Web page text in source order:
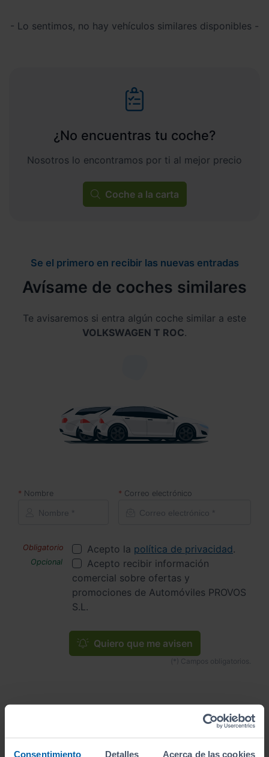
Consentimiento Detalles Acerca de las cookies
- Lo sentimos, no hay vehículos similares disponibles -
¿No encuentras tu coche?
Nosotros lo encontramos por ti al mejor precio
Coche a la carta
Se el primero en recibir las nuevas entradas
Avísame de coches similares
Te avisaremos si entra algún coche similar a este
VOLKSWAGEN T ROC.
Nombre Correo electrónico
Acepto la política de privacidad.
Acepto recibir información
comercial sobre ofertas y
promociones de Automóviles PROVOS
S.L.
Quiero que me avisen
VOLKSWAGEN T ROC
SPORT 1.5 TSI 110KW (150CV)